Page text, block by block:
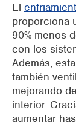
El
proporciona
90% menos
con los
Además,
también
mejorando
interior.
aumentar